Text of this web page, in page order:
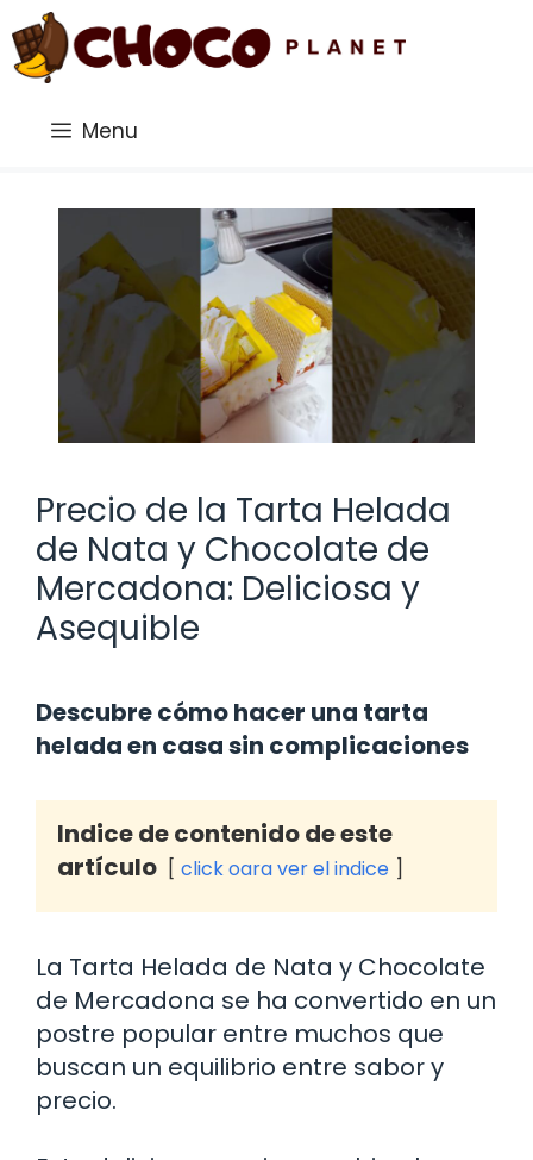
Saltar
al
contenido
Menu
Precio de la Tarta Helada
de Nata y Chocolate de
Mercadona: Deliciosa y
Asequible
Descubre cómo hacer una tarta
helada en casa sin complicaciones
Indice de contenido de este
artículo
click oara ver el indice
La Tarta Helada de Nata y Chocolate
de Mercadona se ha convertido en un
postre popular entre muchos que
buscan un equilibrio entre sabor y
precio.